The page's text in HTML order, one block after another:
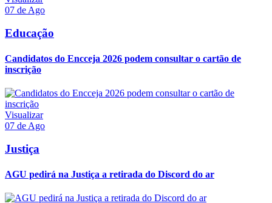
07 de Ago
Educação
Candidatos do Encceja 2026 podem consultar o cartão de
inscrição
Visualizar
07 de Ago
Justiça
AGU pedirá na Justiça a retirada do Discord do ar